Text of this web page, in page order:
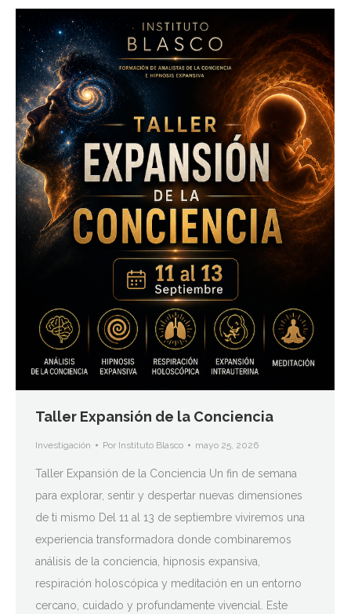
Taller Expansión de la Conciencia
Investigación Por Instituto Blasco mayo 25, 2026
Taller Expansión de la Conciencia Un fin de semana
para explorar, sentir y despertar nuevas dimensiones
de ti mismo Del 11 al 13 de septiembre viviremos una
experiencia transformadora donde combinaremos
análisis de la conciencia, hipnosis expansiva,
respiración holoscópica y meditación en un entorno
cercano, cuidado y profundamente vivencial. Este